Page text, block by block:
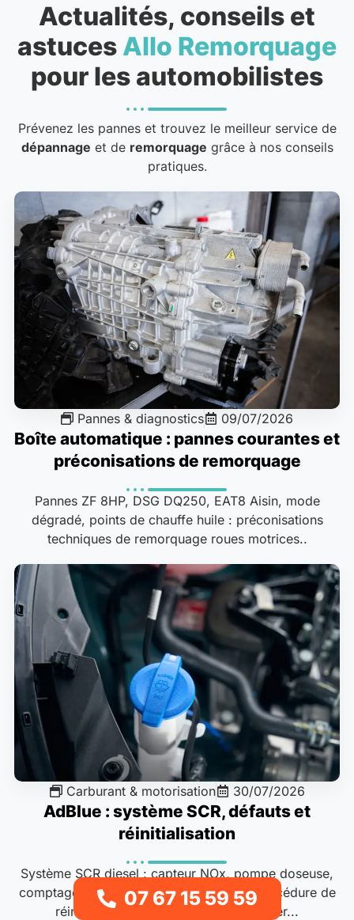
Actualités, conseils et
astuces Allo Remorquage
pour les automobilistes
Prévenez les pannes et trouvez le meilleur service de
dépannage et de remorquage grâce à nos conseils
pratiques.
Pannes & diagnostics 09/07/2026
Boîte automatique : pannes courantes et
préconisations de remorquage
Pannes ZF 8HP, DSG DQ250, EAT8 Aisin, mode
dégradé, points de chauffe huile : préconisations
techniques de remorquage roues motrices..
Carburant & motorisation 30/07/2026
AdBlue : système SCR, défauts et
réinitialisation
Système SCR diesel : capteur NOx, pompe doseuse,
comptage démarrages, codes valise et procédure de
réinitialisation après intervention atelier...
07 67 15 59 59